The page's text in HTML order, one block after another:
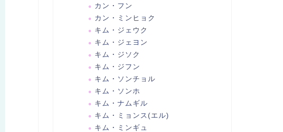
カン・フン
カン・ミンヒョク
キム・ジェウク
キム・ジェヨン
キム・ジソク
キム・ジフン
キム・ソンチョル
キム・ソンホ
キム・ナムギル
キム・ミョンス(エル)
キム・ミンギュ